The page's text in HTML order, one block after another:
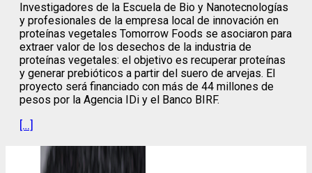
Investigadores de la Escuela de Bio y Nanotecnologías
y profesionales de la empresa local de innovación en
proteínas vegetales Tomorrow Foods se asociaron para
extraer valor de los desechos de la industria de
proteínas vegetales: el objetivo es recuperar proteínas
y generar prebióticos a partir del suero de arvejas. El
proyecto será financiado con más de 44 millones de
pesos por la Agencia IDi y el Banco BIRF.
[…]